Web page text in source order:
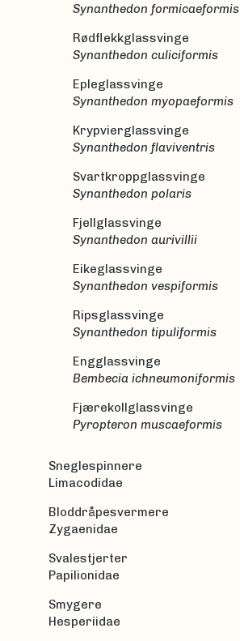
Synanthedon formicaeformis
Rødflekkglassvinge
Synanthedon culiciformis
Epleglassvinge
Synanthedon myopaeformis
Krypvierglassvinge
Synanthedon flaviventris
Svartkroppglassvinge
Synanthedon polaris
Fjellglassvinge
Synanthedon aurivillii
Eikeglassvinge
Synanthedon vespiformis
Ripsglassvinge
Synanthedon tipuliformis
Engglassvinge
Bembecia ichneumoniformis
Fjærekollglassvinge
Pyropteron muscaeformis
Sneglespinnere
Limacodidae
Bloddråpesvermere
Zygaenidae
Svalestjerter
Papilionidae
Smygere
Hesperiidae